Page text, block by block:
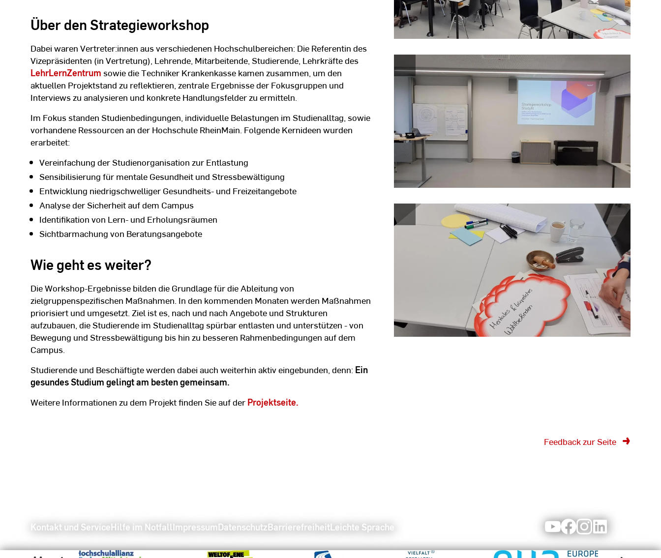
Über den Strategieworkshop
Dabei waren Vertreter:innen aus verschiedenen Hochschulbereichen: Die Referentin des
Vizepräsidenten (in Vertretung), Lehrende, Mitarbeitende, Studierende, Lehrkräfte des
LehrLernZentrum sowie die Techniker Krankenkasse kamen zusammen, um den
aktuellen Projektstand zu reflektieren, zentrale Ergebnisse der Fokusgruppen und
Interviews zu analysieren und konkrete Handlungsfelder zu ermitteln.
Im Fokus standen Studienbedingungen, individuelle Belastungen im Studienalltag, sowie
vorhandene Ressourcen an der Hochschule RheinMain. Folgende Kernideen wurden
erarbeitet:
Vereinfachung der Studienorganisation zur Entlastung
Sensibilisierung für mentale Gesundheit und Stressbewältigung
Entwicklung niedrigschwelliger Gesundheits- und Freizeitangebote
Analyse der Sicherheit auf dem Campus
Identifikation von Lern- und Erholungsräumen
Sichtbarmachung von Beratungsangebote
Wie geht es weiter?
Die Workshop-Ergebnisse bilden die Grundlage für die Ableitung von
zielgruppenspezifischen Maßnahmen. In den kommenden Monaten werden Maßnahmen
priorisiert und umgesetzt. Ziel ist es, nach und nach Angebote und Strukturen
aufzubauen, die Studierende im Studienalltag spürbar entlasten und unterstützen - von
Bewegung und Stressbewältigung bis hin zu besseren Rahmenbedingungen auf dem
Campus.
Studierende und Beschäftigte werden dabei auch weiterhin aktiv eingebunden, denn: Ein
gesundes Studium gelingt am besten gemeinsam.
Weitere Informationen zu dem Projekt finden Sie auf der Projektseite.
Feedback zur Seite
Kontakt und ServiceHilfe im NotfallImpressumDatenschutzBarrierefreiheitLeichte Sprache YoutubeFacebookInstagram